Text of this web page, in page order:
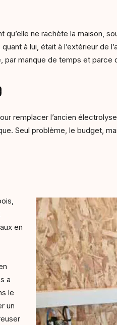
ne rachète la maison,
à lui, était à l’extérieur de
par manque de temps et
remplacer l’ancien
Seul problème, le budget,
en
a
le
un